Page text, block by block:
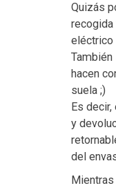
Quizás
recogida
eléctrico
hacen
suela ;)
Es
y
del